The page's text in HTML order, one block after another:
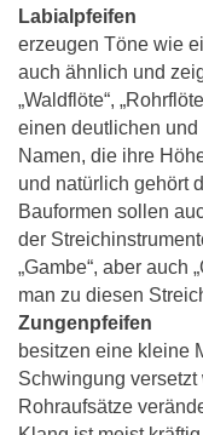
Labialpfeifen
erzeugen Töne wie
auch ähnlich und
„Waldflöte“,
einen deutlichen
Namen, die ihre
und natürlich gehört
Bauformen sollen
der
„Gambe“, aber auch
man zu diesen
Zungenpfeifen
besitzen eine kleine
Schwingung
Rohraufsätze